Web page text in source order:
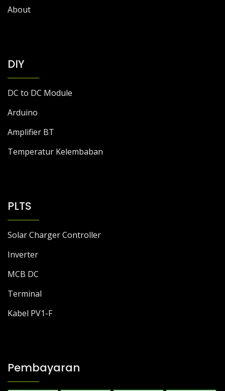
About
DIY
DC to DC Module
Arduino
Amplifier BT
Temperatur Kelembaban
PLTS
Solar Charger Controller
Inverter
MCB DC
Terminal
Kabel PV1-F
Pembayaran